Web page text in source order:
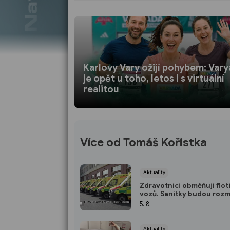
Karlovy Vary ožijí pohybem:
je opět u toho, letos i s virtuální
realitou
Více od Tomáš Kořistka
Aktuality
Zdravotníci obměňují
vozů. Sanitky budou
po celém kraji
5. 8.